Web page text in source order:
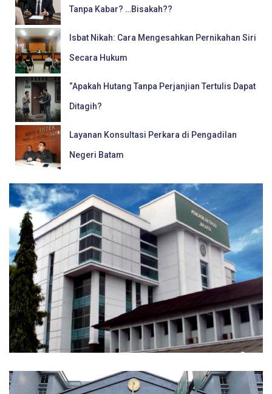
Tanpa Kabar? …Bisakah??
Isbat Nikah: Cara Mengesahkan Pernikahan Siri
Secara Hukum
“Apakah Hutang Tanpa Perjanjian Tertulis Dapat
Ditagih?
Layanan Konsultasi Perkara di Pengadilan
Negeri Batam